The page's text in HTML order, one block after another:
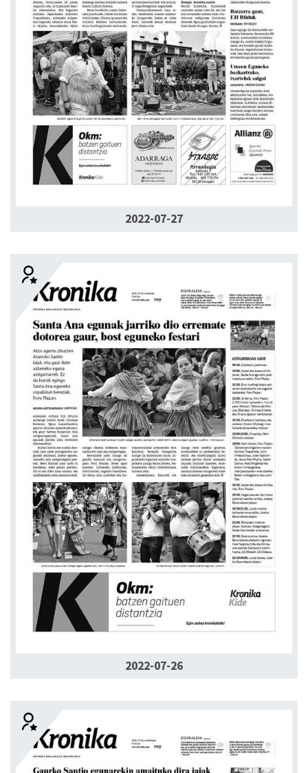
2022-07-27
2022-07-26